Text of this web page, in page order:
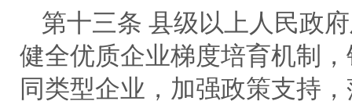
第十三条 县级以上人民政
健全优质企业梯度培育机制
同类型企业，加强政策支持